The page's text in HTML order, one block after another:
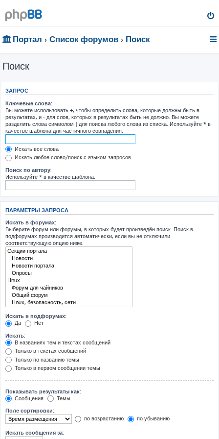
Портал Список форумов Поиск
Поиск
ЗАПРОС
Ключевые слова:
Вы можете использовать +, чтобы определить слова, которые должны быть в
результатах, и - для слов, которых в результатах быть не должно. Вы можете
разделить слова символом | для поиска любого слова из списка. Используйте * в
качестве шаблона для частичного совпадения.
Искать все слова
Искать любое слово/поиск с языком запросов
Поиск по автору:
Используйте * в качестве шаблона.
ПАРАМЕТРЫ ЗАПРОСА
Искать в форумах:
Выберите форум или форумы, в которых будет произведён поиск. Поиск в
подфорумах производится автоматически, если вы не отключили
соответствующую опцию ниже.
Искать в подфорумах:
Да
Нет
Искать:
В названиях тем и текстах сообщений
Только в текстах сообщений
Только по названию темы
Только в первом сообщении темы
Показывать результаты как:
Сообщения
Темы
Поле сортировки:
по возрастанию
по убыванию
Искать сообщения за: